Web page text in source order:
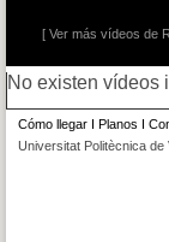
[ Ver más vídeos de
No existen vídeos
Cómo llegar I Planos I
Universitat Politècnica de